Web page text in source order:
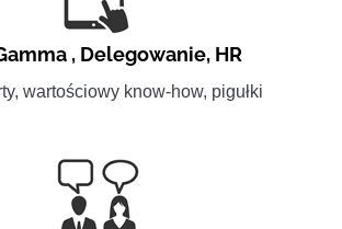
, Delegowanie, HR
wartościowy know-how, pigułki